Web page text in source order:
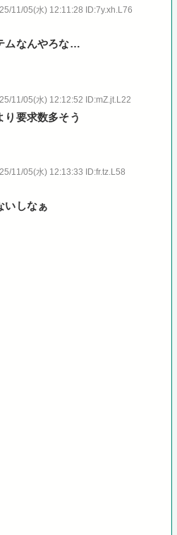
25/11/05(水) 12:11:28 ID:7y.xh.L76
ムなんやろな…
25/11/05(水) 12:12:52 ID:mZ.jt.L22
り要求数多そう
25/11/05(水) 12:13:33 ID:fr.tz.L58
いしなぁ